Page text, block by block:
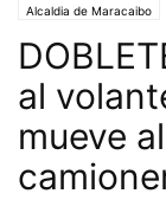
Alcaldia de Maracaibo
al
mueve